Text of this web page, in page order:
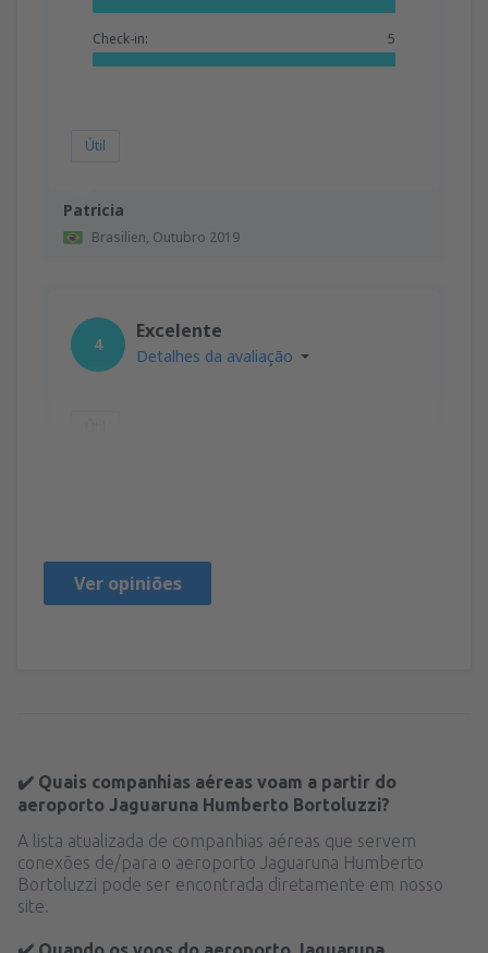
Patricia
Brasilien, Outubro 2019
Check-in: 5
Útil
4
Excelente
Detalhes da avaliação
Ver opiniões
✔️ Quais companhias aéreas voam a partir do
aeroporto Jaguaruna Humberto Bortoluzzi?
A lista atualizada de companhias aéreas que servem
conexões de/para o aeroporto Jaguaruna Humberto
Bortoluzzi pode ser encontrada diretamente em nosso
site.